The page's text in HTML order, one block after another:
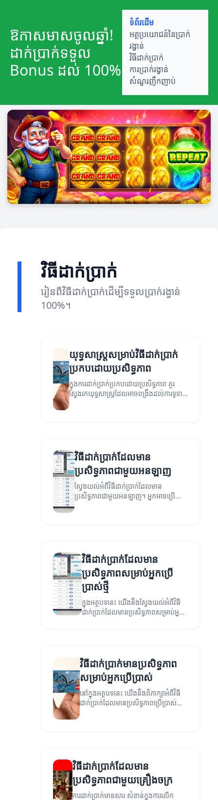
ឱកាសមាសចូលឆ្នាំ!
ដាក់ប្រាក់ទទួល
Bonus ដល់ 100%
ទំព័រដើម
អត្ថប្រយោជន៍នៃប្រាក់
រង្វាន់
វិធីដាក់ប្រាក់
ការប្រាក់រង្វាន់
សំណួរញឹកញាប់
វិធីដាក់ប្រាក់
រៀនពីវិធីដាក់ប្រាក់ដើម្បីទទួលប្រាក់រង្វាន់
100%។
យុទ្ធសាស្ត្រ​សម្រាប់វិធីដាក់ប្រាក់
ប្រកបដោយប្រសិទ្ធភាព
ក្នុងការដាក់ប្រាក់ប្រកបដោយប្រសិទ្ធភាព គួរ
ស្វែងរកយុទ្ធសាស្ត្រដែលអាចពង្រឹងដល់ការទូទាត់
វិធីដាក់ប្រាក់ដែលមាន
ប្រសិទ្ធភាពជាមួយអនឡាញ
ស្វែងយល់អំពីវិធីដាក់ប្រាក់ដែលមាន
ប្រសិទ្ធភាពជាមួយអនឡាញ។ អ្នកអាចប្រើ
វិធីណាដើម្បីធ្វើការបង់ប្រាក់យ៉ាងងាយស្រួល
វិធីដាក់ប្រាក់ដែលមាន
ប្រសិទ្ធភាពសម្រាប់អ្នកប្រើ
ប្រាស់ថ្មី
ក្នុងអត្ថបទនេះ យើងនឹងស្វែងយល់អំពីវិធី
ដាក់ប្រាក់ដែលមានប្រសិទ្ធភាពសម្រាប់អ្នក
វិធីដាក់ប្រាក់មានប្រសិទ្ធភាព
សម្រាប់អ្នកប្រើប្រាស់
នៅក្នុងអត្ថបទនេះ យើងនឹងពិភាក្សាអំពីវិធី
ដាក់ប្រាក់ដែលមានប្រសិទ្ធភាពប្រើប្រាស់
វិធីដាក់ប្រាក់ដែលមាន
ប្រសិទ្ធភាពជាមួយគ្រឿងចក្រ
ការដាក់ប្រាក់មានសារៈសំខាន់ក្នុងការលើក